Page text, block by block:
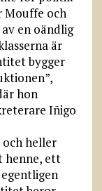
Mouffe och
en oändlig
är
bygger
hon
Iñigo
heller
henne, ett